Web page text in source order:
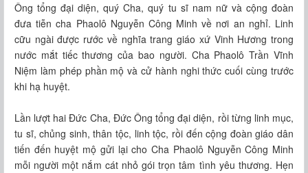
Ông tổng đại diện, quý Cha, quý tu sĩ nam nữ và cộng đoàn
đưa tiễn cha Phaolô Nguyễn Công Minh về nơi an nghỉ. Linh
cữu ngài được rước về nghĩa trang giáo xứ Vinh Hương trong
nước mắt tiếc thương của bao người. Cha Phaolô Trần Vĩnh
Niệm làm phép phần mộ và cử hành nghi thức cuối cùng trước
khi hạ huyệt.
Lần lượt hai Đức Cha, Đức Ông tổng đại diện, rồi từng linh mục,
tu sĩ, chủng sinh, thân tộc, linh tộc, rồi đến cộng đoàn giáo dân
tiến đến huyệt mộ gửi lại cho Cha Phaolô Nguyễn Công Minh
mỗi người một nắm cát nhỏ gói trọn tâm tình yêu thương. Hẹn